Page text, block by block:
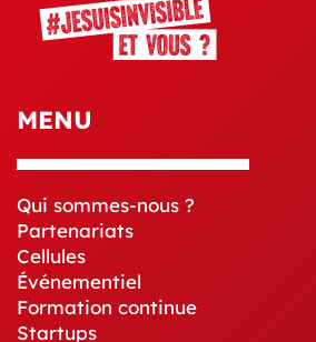
MENU
Qui sommes-nous ?
Partenariats
Cellules
Événementiel
Formation continue
Startups